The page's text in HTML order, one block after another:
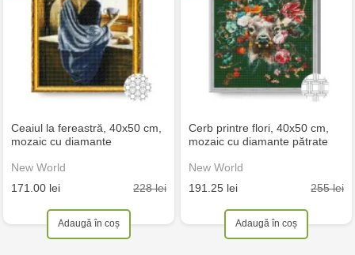
Ceaiul la fereastră, 40x50 cm,
mozaic cu diamante
New World
171.00 lei
228 lei
Adaugă în coș
Cerb printre flori, 40x50 cm,
mozaic cu diamante pătrate
New World
191.25 lei
255 lei
Adaugă în coș